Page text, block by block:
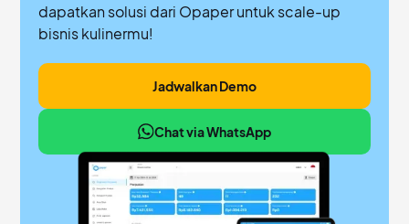
dapatkan solusi dari Opaper untuk scale-up
bisnis kulinermu!
Jadwalkan Demo
Chat via WhatsApp